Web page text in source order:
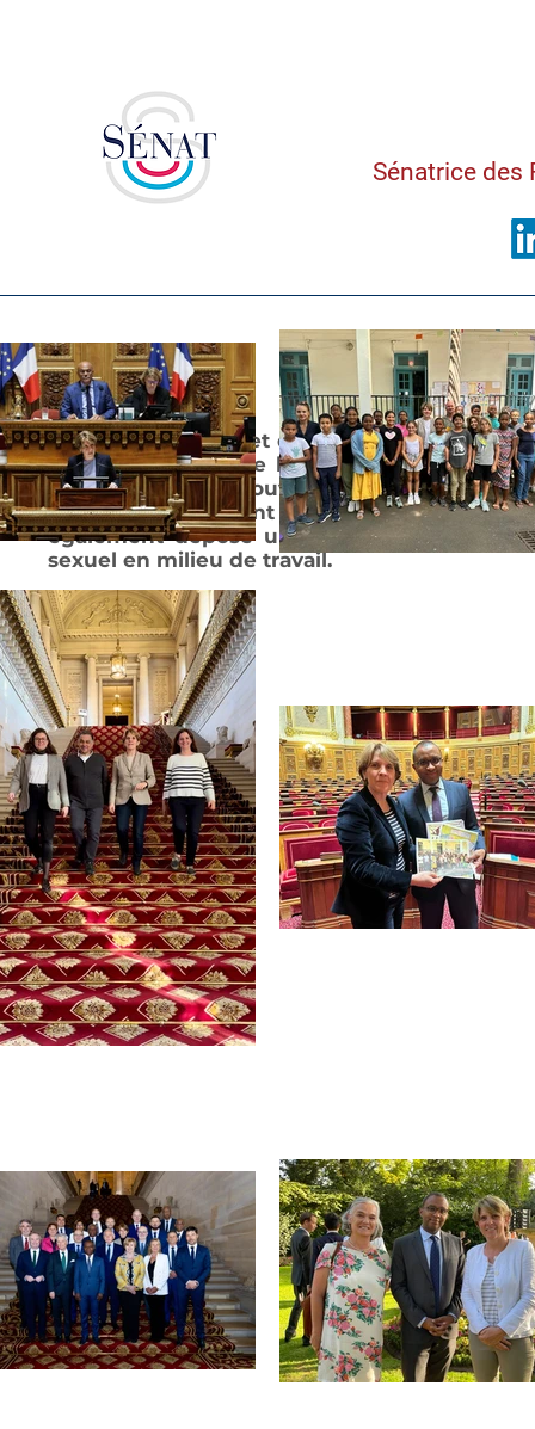
Sénatrice des
Avenir
Concernant le projet de loi sur l’avenir
collègues, pour que les activités
disponibilité leur ouvrent les mêmes
fonctionnaires ayant durant cette
également déposé un amendement afin
sexuel en milieu de travail.